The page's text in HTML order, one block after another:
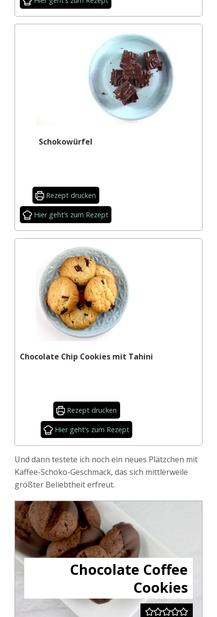
Schokowürfel
Rezept drucken
Hier geht’s zum Rezept
Chocolate Chip Cookies mit Tahini
Rezept drucken
Hier geht’s zum Rezept
Und dann testete ich noch ein neues Plätzchen mit
Kaffee-Schoko-Geschmack, das sich mittlerweile
größter Beliebtheit erfreut.
Chocolate Coffee
Cookies